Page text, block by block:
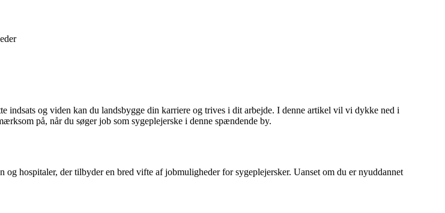
og viden kan du landsbygge din karriere og trives i dit arbejde. I denne artikel vil vi dykke ned i
på, når du søger job som sygeplejerske i denne spændende by.
hospitaler, der tilbyder en bred vifte af jobmuligheder for sygeplejersker. Uanset om du er nyuddannet